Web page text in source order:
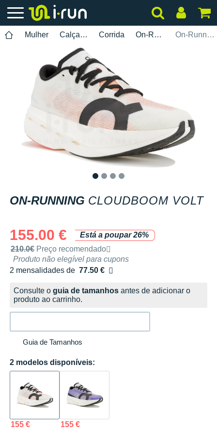
Mulher Calçados Corrida On-Running On-Running Cloudboom Volt
ON-RUNNING CLOUDBOOM VOLT
155.00 €
Está a poupar 26%
Preço de venda recomendado pela marca
210.0€ Preço recomendado
Produto não elegível para cupons
2 mensalidades de 77.50 €
sem custos
Consulte o guia de tamanhos antes de adicionar o
produto ao carrinho.
Guia de Tamanhos
2 modelos disponíveis:
155 € 155 €